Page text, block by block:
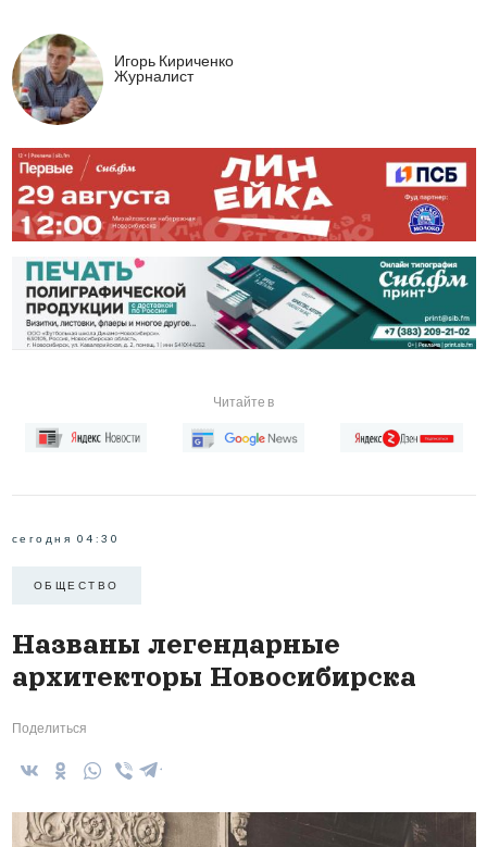
Игорь Кириченко
Журналист
Читайте в
сегодня 04:30
ОБЩЕСТВО
Названы легендарные
архитекторы Новосибирска
Поделиться